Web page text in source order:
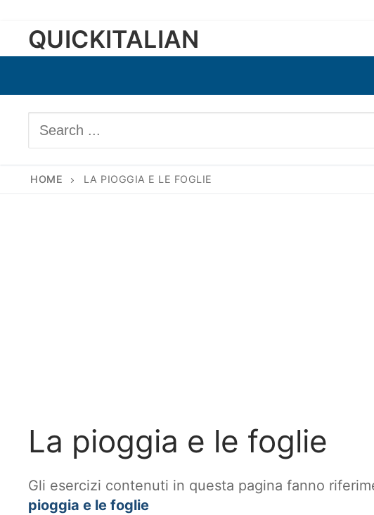
QUICKITALIAN
Search
HOME LA PIOGGIA E LE FOGLIE
La pioggia e le foglie
Gli esercizi contenuti in questa pagina fanno
pioggia e le foglie